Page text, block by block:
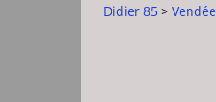
Didier 85 > Vendée